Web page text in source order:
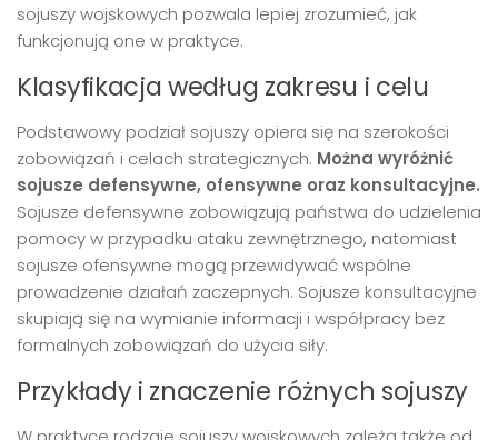
sojuszy wojskowych pozwala lepiej zrozumieć, jak
funkcjonują one w praktyce.
Klasyfikacja według zakresu i celu
Podstawowy podział sojuszy opiera się na szerokości
zobowiązań i celach strategicznych. Można wyróżnić
sojusze defensywne, ofensywne oraz konsultacyjne.
Sojusze defensywne zobowiązują państwa do udzielenia
pomocy w przypadku ataku zewnętrznego, natomiast
sojusze ofensywne mogą przewidywać wspólne
prowadzenie działań zaczepnych. Sojusze konsultacyjne
skupiają się na wymianie informacji i współpracy bez
formalnych zobowiązań do użycia siły.
Przykłady i znaczenie różnych sojuszy